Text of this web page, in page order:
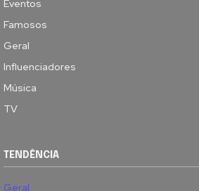
Eventos
Famosos
Geral
Influenciadores
Música
TV
TENDÊNCIA
Geral